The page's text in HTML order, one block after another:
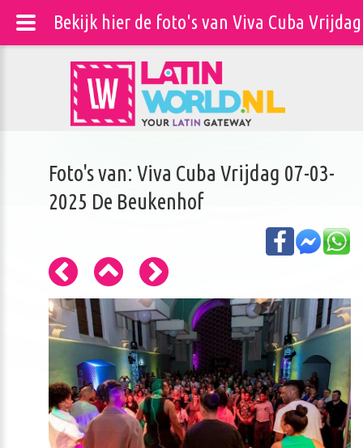
Foto's van: Viva Cuba Vrijdag 07-03-
2025 De Beukenhof
Bekijk hier de foto's van Viva Cuba